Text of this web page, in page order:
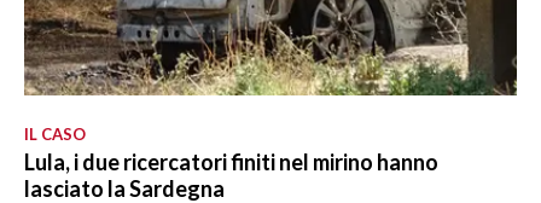
IL CASO
Lula, i due ricercatori finiti nel mirino hanno
lasciato la Sardegna